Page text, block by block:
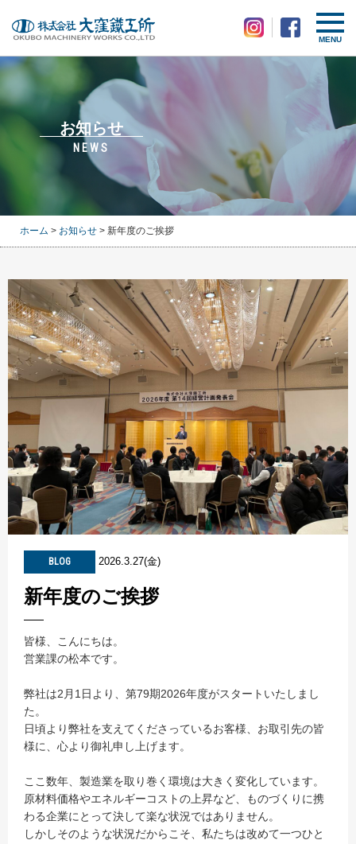
MENU
お知らせ
NEWS
ホーム > お知らせ > 新年度のご挨拶
BLOG 2026.3.27(金)
新年度のご挨拶
皆様、こんにちは。
営業課の松本です。
弊社は2月1日より、第79期2026年度がスタートいたしまし
た。
日頃より弊社を支えてくださっているお客様、お取引先の皆
様に、心より御礼申し上げます。
ここ数年、製造業を取り巻く環境は大きく変化しています。
原材料価格やエネルギーコストの上昇など、ものづくりに携
わる企業にとって決して楽な状況ではありません。
しかしそのような状況だからこそ、私たちは改めて一つひと